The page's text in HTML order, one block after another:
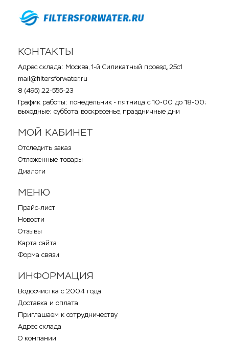
КОНТАКТЫ
Адрес склада: Москва, 1-й Силикатный проезд, 25с1
mail@filtersforwater.ru
8 (495) 22-555-23
График работы: понедельник - пятница с 10-00 до 18-00;
выходные: суббота, воскресенье, праздничные дни
МОЙ КАБИНЕТ
Отследить заказ
Отложенные товары
Диалоги
МЕНЮ
Прайс-лист
Новости
Отзывы
Карта сайта
Форма связи
ИНФОРМАЦИЯ
Водоочистка с 2004 года
Доставка и оплата
Приглашаем к сотрудничеству
Адрес склада
О компании